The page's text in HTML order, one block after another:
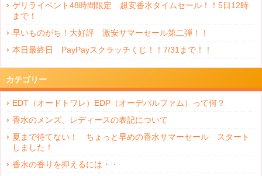
ゲリライベント48時間限定 超安香水タイムセール！！5日12時
まで！
早いものがち！大好評 激安サマーセール第二弾！！
本日最終日 PayPayスクラッチくじ！！7/31まで！！
カテゴリー
EDT（オードトワレ）EDP（オーデパルファム）って何？
香水のメンズ、レディースの表記について
夏まで待てない！ ちょっと早めの香水サマーセール スタート
しました！
香水の香りを抑えるには・・